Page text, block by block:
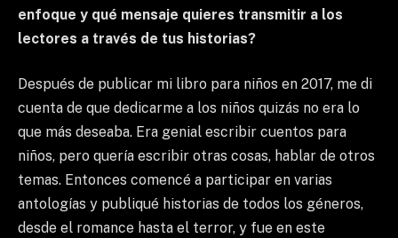
enfoque y qué mensaje quieres transmitir a los
lectores a través de tus historias?
Después de publicar mi libro para niños en 2017, me di
cuenta de que dedicarme a los niños quizás no era lo
que más deseaba. Era genial escribir cuentos para
niños, pero quería escribir otras cosas, hablar de otros
temas. Entonces comencé a participar en varias
antologías y publiqué historias de todos los géneros,
desde el romance hasta el terror, y fue en este